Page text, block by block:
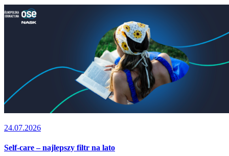
24.07.2026
Self-care – najlepszy filtr na lato